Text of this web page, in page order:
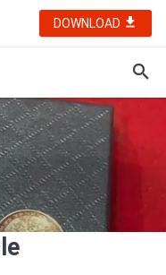
DOWNLOAD